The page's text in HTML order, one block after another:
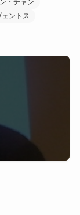
・チャン
ェントス